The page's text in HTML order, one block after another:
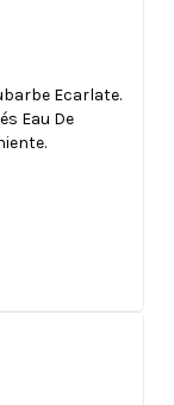
Ecarlate.
Eau De